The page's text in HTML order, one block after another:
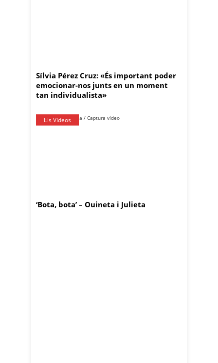
Sílvia Pérez Cruz: «És important poder
emocionar-nos junts en un moment
tan individualista»
Els Vídeos
‘Bota, bota’ – Ouineta i Julieta